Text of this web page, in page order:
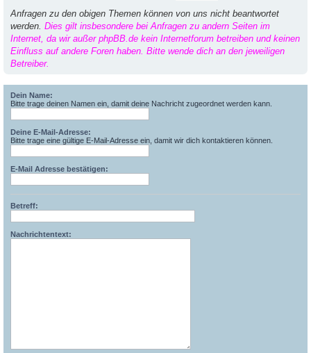
Anfragen zu den obigen Themen können von uns nicht beantwortet
werden. Dies gilt insbesondere bei Anfragen zu andern Seiten im
Internet, da wir außer phpBB.de kein Internetforum betreiben und keinen
Einfluss auf andere Foren haben. Bitte wende dich an den jeweiligen
Betreiber.
Dein Name:
Bitte trage deinen Namen ein, damit deine Nachricht zugeordnet werden kann.
Deine E-Mail-Adresse:
Bitte trage eine gültige E-Mail-Adresse ein, damit wir dich kontaktieren können.
E-Mail Adresse bestätigen:
Betreff:
Nachrichtentext: